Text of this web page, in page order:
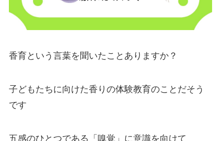
香育という言葉を聞いたことありますか？
子どもたちに向けた香りの体験教育のことだそう
です
五感のひとつである「嗅覚」に意識を向けて